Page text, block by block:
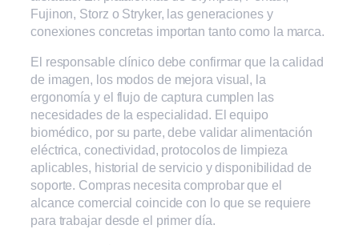
Fujinon, Storz o Stryker, las generaciones y
conexiones concretas importan tanto como la marca.
El responsable clínico debe confirmar que la calidad
de imagen, los modos de mejora visual, la
ergonomía y el flujo de captura cumplen las
necesidades de la especialidad. El equipo
biomédico, por su parte, debe validar alimentación
eléctrica, conectividad, protocolos de limpieza
aplicables, historial de servicio y disponibilidad de
soporte. Compras necesita comprobar que el
alcance comercial coincide con lo que se requiere
para trabajar desde el primer día.